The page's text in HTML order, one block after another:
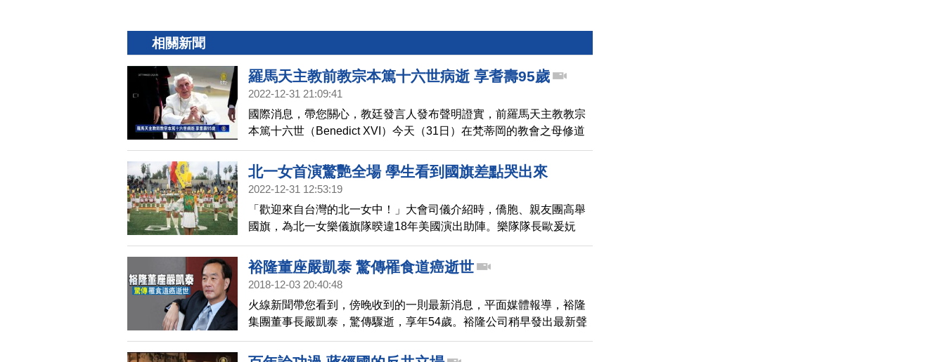
相關新聞
羅馬天主教前教宗本篤十六世病逝 享耆壽95歲
2022-12-31 21:09:41
國際消息，帶您關心，教廷發言人發布聲明證實，前羅馬天主教教宗
本篤十六世（Benedict XVI）今天（31日）在梵蒂岡的教會之母修道
院辭世，享耆壽95歲。本篤十六世，本名為約瑟夫．拉辛格出生於德
國，2005年、78歲時被推舉為教宗，被外界認為是保守派，不過因為
健康因素，僅擔任八年教宗就宣佈退位，成為600年來首位在世時辭
反對墮胎、安樂死、同性婚姻與共產主義。
北一女首演驚艷全場 學生看到國旗差點哭出來
2022-12-31 12:53:19
「歡迎來自台灣的北一女中！」大會司儀介紹時，僑胞、親友團高舉
國旗，為北一女樂儀旗隊暌違18年美國演出助陣。樂隊隊長歐爰妧
說：「看到國旗差點哭出來。」
裕隆董座嚴凱泰 驚傳罹食道癌逝世
2018-12-03 20:40:48
火線新聞帶您看到，傍晚收到的一則最新消息，平面媒體報導，裕隆
集團董事長嚴凱泰，驚傳驟逝，享年54歲。裕隆公司稍早發出最新聲
明證實，將盡速組成治喪小組，全力協助家屬處理相關事宜。嚴凱泰
先前罹患食道癌，2016年4月入院開刀，病情一度好轉，不過近兩